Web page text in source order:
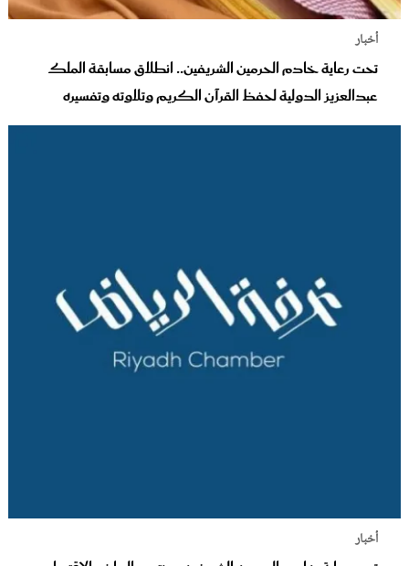
أخبار
تحت رعاية خادم الحرمين الشريفين.. انطلاق مسابقة الملك
عبدالعزيز الدولية لحفظ القرآن الكريم وتلاوته وتفسيره
أخبار